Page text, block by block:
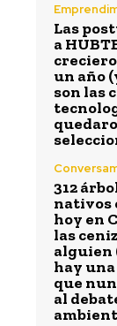
Las
a
un año
son las
312
nativos
hoy en
las
alguien
hay
que
al